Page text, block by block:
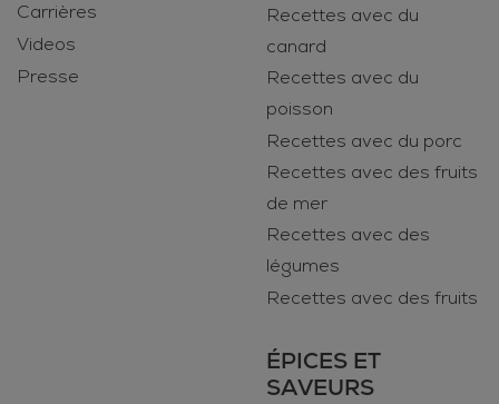
Carrières
Videos
Presse
Recettes avec du
canard
Recettes avec du
poisson
Recettes avec du porc
Recettes avec des fruits
de mer
Recettes avec des
légumes
Recettes avec des fruits
ÉPICES ET
SAVEURS